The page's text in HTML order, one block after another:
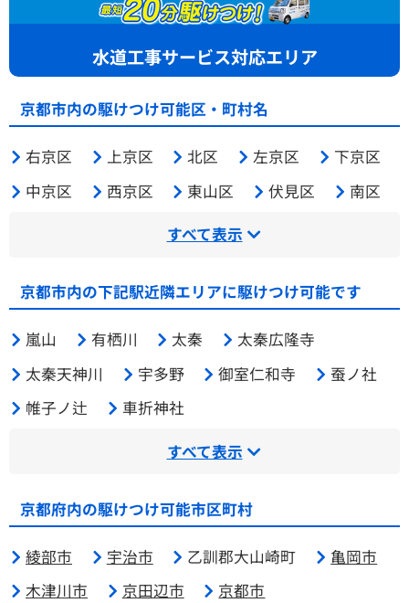
水道工事サービス対応エリア
京都市内の駆けつけ可能区・町村名
右京区 上京区 北区 左京区
下京区
中京区
西京区 東山区 伏見区
南区
すべて表示
京都市内の下記駅近隣エリアに駆けつけ可能です
嵐山 有栖川 太秦
太秦広隆寺
太秦天神川
宇多野 御室仁和寺
蚕ノ社
帷子ノ辻
車折神社
すべて表示
京都府内の駆けつけ可能市区町村
綾部市 宇治市 乙訓郡大山崎町
亀岡市
木津川市
京田辺市
京都市